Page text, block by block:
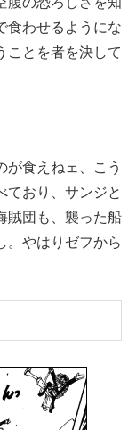
食わせるようにな
ことを者を決して
が食えねェ、こう
ており、サンジと
賊団も、襲った船
。やはりゼフから